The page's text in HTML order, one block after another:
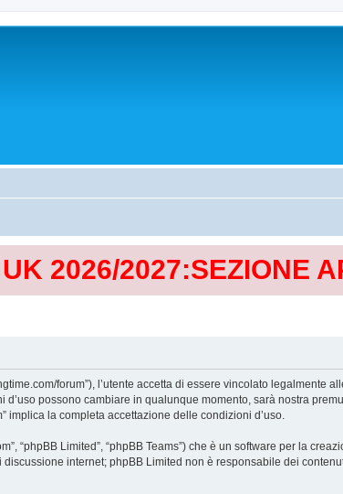
2026/2027:SEZIONE
forum”), l’utente accetta di essere vincolato
possono cambiare in qualunque momento, sarà nostra
implica la completa accettazione delle condizioni d’uso.
“phpBB Limited”, “phpBB Teams”) che è un software per la
discussione internet; phpBB Limited non è responsabile dei